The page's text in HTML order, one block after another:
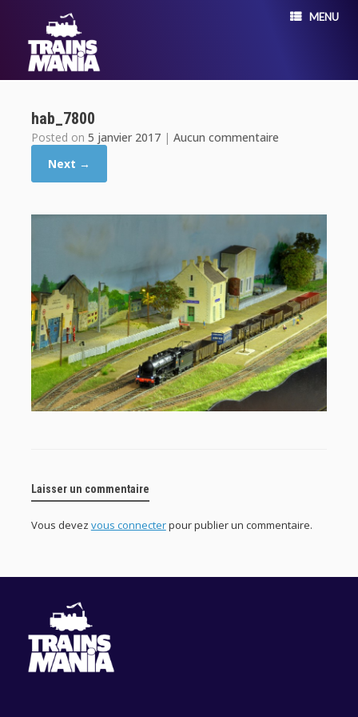
MENU
hab_7800
Posted on 5 janvier 2017| Aucun commentaire
Next →
Laisser un commentaire
Vous devez vous connecterpour publier un commentaire.